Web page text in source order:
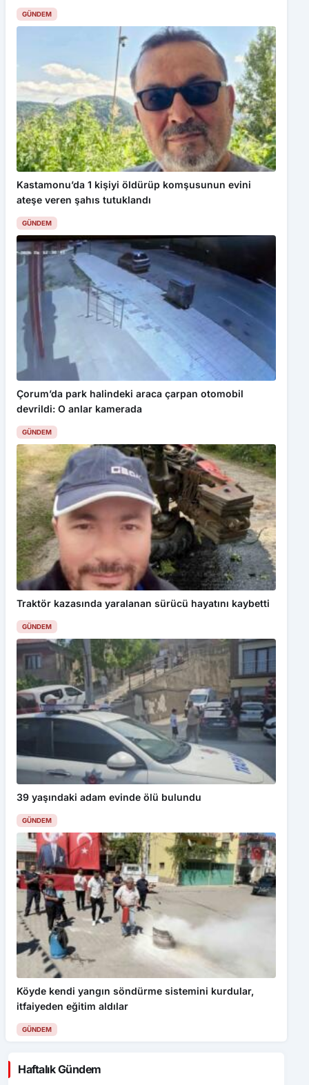
Türkiye’nin namağlup iki takımından biri Sebat Gençlikspor
GÜNDEM
Kastamonu’da 1 kişiyi öldürüp komşusunun evini
ateşe veren şahıs tutuklandı
GÜNDEM
Çorum’da park halindeki araca çarpan otomobil
devrildi: O anlar kamerada
GÜNDEM
Traktör kazasında yaralanan sürücü hayatını kaybetti
GÜNDEM
39 yaşındaki adam evinde ölü bulundu
GÜNDEM
Köyde kendi yangın söndürme sistemini kurdular,
itfaiyeden eğitim aldılar
GÜNDEM
Haftalık Gündem
Bu web sitesinde en iyi deneyimi yaşamanızı sağlamak için
çerezler kullanılmaktadır. Detaylar içinGizlilik Politikamız
inceleyebilirsiniz.
Kabul Et